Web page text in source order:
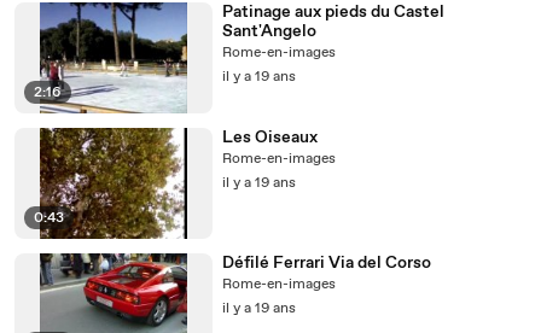
2:16
Patinage aux pieds du Castel
Sant'Angelo
Rome-en-images
il y a 19 ans
0:43
Les Oiseaux
Rome-en-images
il y a 19 ans
Défilé Ferrari Via del Corso
Rome-en-images
il y a 19 ans